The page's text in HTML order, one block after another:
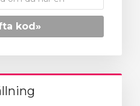
kod»